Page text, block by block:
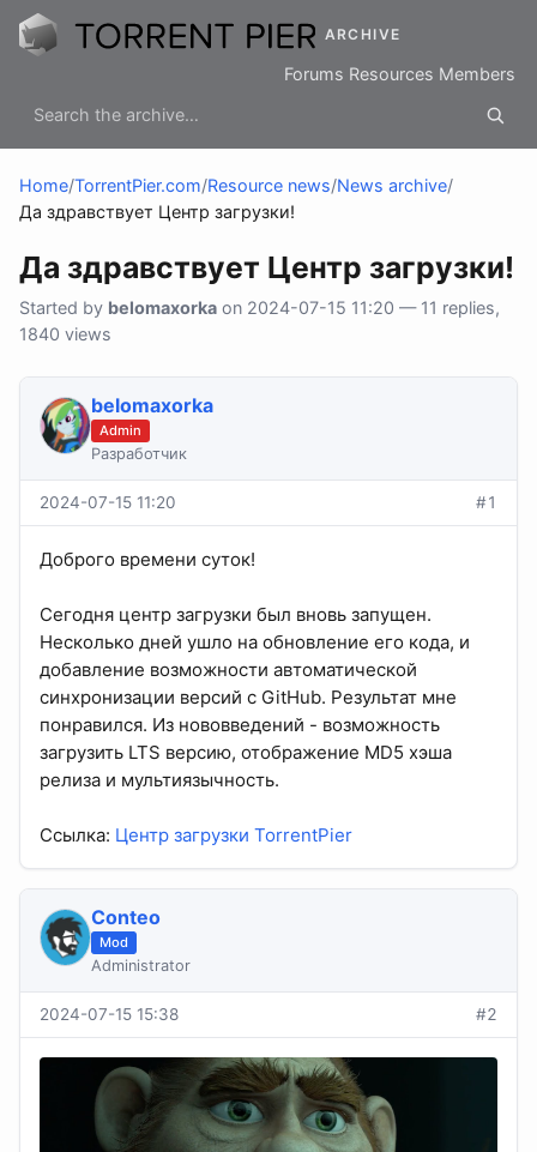
ARCHIVE
Forums Resources Members
Home/TorrentPier.com/Resource news/News archive/
Да здравствует Центр загрузки!
Да здравствует Центр загрузки!
Started by belomaxorka on 2024-07-15 11:20 — 11 replies,
1840 views
belomaxorka
Admin
Разработчик
2024-07-15 11:20 #1
Доброго времени суток!
Сегодня центр загрузки был вновь запущен.
Несколько дней ушло на обновление его кода, и
добавление возможности автоматической
синхронизации версий с GitHub. Результат мне
понравился. Из нововведений - возможность
загрузить LTS версию, отображение MD5 хэша
релиза и мультиязычность.
Ссылка: Центр загрузки TorrentPier
Conteo
Mod
Administrator
2024-07-15 15:38 #2